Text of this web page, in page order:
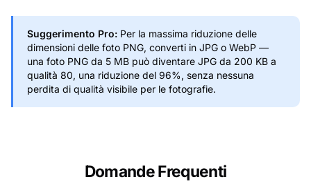
Suggerimento Pro: Per la massima riduzione delle
dimensioni delle foto PNG, converti in JPG o WebP —
una foto PNG da 5 MB può diventare JPG da 200 KB a
qualità 80, una riduzione del 96%, senza nessuna
perdita di qualità visibile per le fotografie.
Domande Frequenti